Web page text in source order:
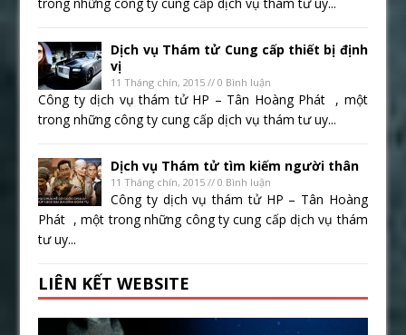
trong những công ty cung cấp dịch vụ thám tư uy...
Dịch vụ Thám tử Cung cấp thiết bị định
vị
11 Tháng chín, 2015 // 0 Bình luận
Công ty dịch vụ thám tử HP – Tân Hoàng Phát , một
trong những công ty cung cấp dịch vụ thám tư uy...
Dịch vụ Thám tử tìm kiếm người thân
11 Tháng chín, 2015 // 0 Bình luận
Công ty dịch vụ thám tử HP – Tân Hoàng
Phát , một trong những công ty cung cấp dịch vụ thám
tư uy...
LIÊN KẾT WEBSITE